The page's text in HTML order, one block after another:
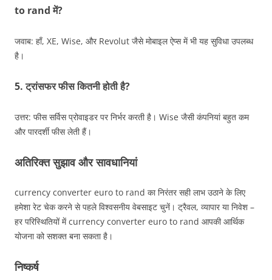
to rand में?
जवाब: हाँ, XE, Wise, और Revolut जैसे मोबाइल ऐप्स में भी यह सुविधा उपलब्ध
है।
5. ट्रांसफर फीस कितनी होती है?
उत्तर: फीस सर्विस प्रोवाइडर पर निर्भर करती है। Wise जैसी कंपनियां बहुत कम
और पारदर्शी फीस लेती हैं।
अतिरिक्त सुझाव और सावधानियां
currency converter euro to rand का निरंतर सही लाभ उठाने के लिए
हमेशा रेट चेक करने से पहले विश्वसनीय वेबसाइट चुनें। ट्रैवल, व्यापार या निवेश –
हर परिस्थितियों में currency converter euro to rand आपकी आर्थिक
योजना को सशक्त बना सकता है।
निष्कर्ष